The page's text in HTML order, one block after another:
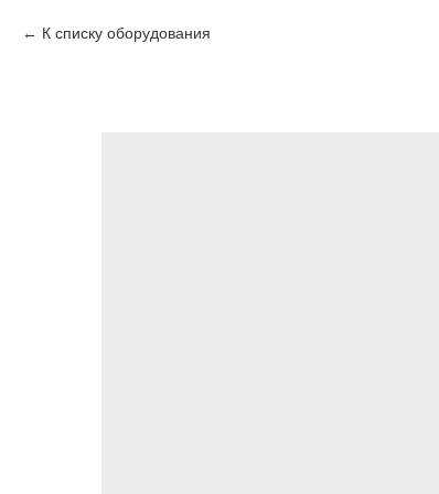
К списку оборудования